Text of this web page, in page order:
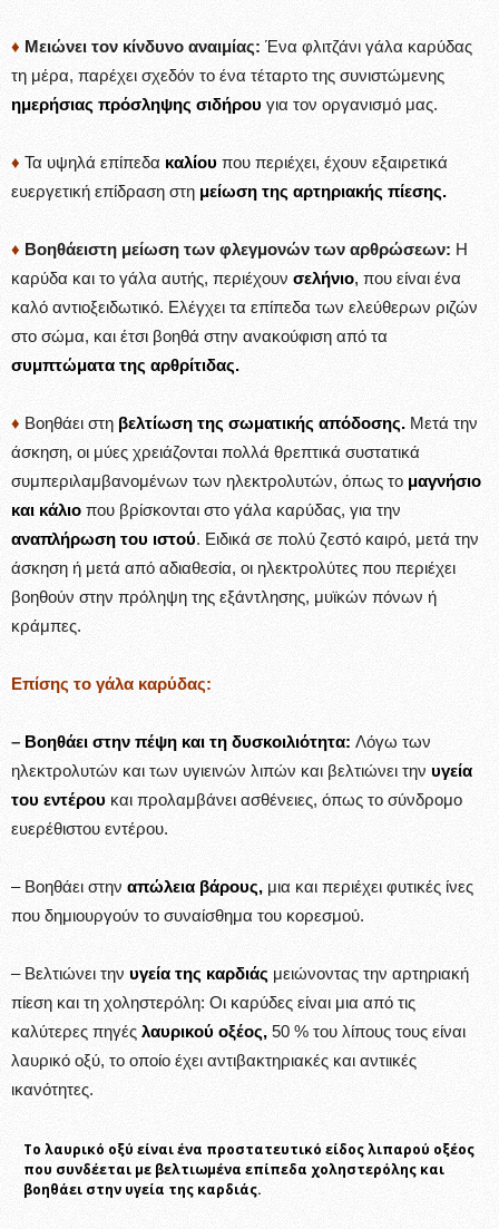
♦ Μειώνει τον κίνδυνο αναιμίας: Ένα φλιτζάνι γάλα καρύδας
τη μέρα, παρέχει σχεδόν το ένα τέταρτο της συνιστώμενης
ημερήσιας πρόσληψης σιδήρου για τον οργανισμό μας.
♦ Τα υψηλά επίπεδα καλίου που περιέχει, έχουν εξαιρετικά
ευεργετική επίδραση στη μείωση της αρτηριακής πίεσης.
♦ Βοηθάειστη μείωση των φλεγμονών των αρθρώσεων: Η
καρύδα και το γάλα αυτής, περιέχουν σελήνιο, που είναι ένα
καλό αντιοξειδωτικό. Ελέγχει τα επίπεδα των ελεύθερων ριζών
στο σώμα, και έτσι βοηθά στην ανακούφιση από τα
συμπτώματα της αρθρίτιδας.
♦ Βοηθάει στη βελτίωση της σωματικής απόδοσης. Μετά την
άσκηση, οι μύες χρειάζονται πολλά θρεπτικά συστατικά
συμπεριλαμβανομένων των ηλεκτρολυτών, όπως το μαγνήσιο
και κάλιο που βρίσκονται στο γάλα καρύδας, για την
αναπλήρωση του ιστού. Ειδικά σε πολύ ζεστό καιρό, μετά την
άσκηση ή μετά από αδιαθεσία, οι ηλεκτρολύτες που περιέχει
βοηθούν στην πρόληψη της εξάντλησης, μυϊκών πόνων ή
κράμπες.
Επίσης το γάλα καρύδας:
– Βοηθάει στην πέψη και τη δυσκοιλιότητα: Λόγω των
ηλεκτρολυτών και των υγιεινών λιπών και βελτιώνει την υγεία
του εντέρου και προλαμβάνει ασθένειες, όπως το σύνδρομο
ευερέθιστου εντέρου.
– Βοηθάει στην απώλεια βάρους, μια και περιέχει φυτικές ίνες
που δημιουργούν το συναίσθημα του κορεσμού.
– Βελτιώνει την υγεία της καρδιάς μειώνοντας την αρτηριακή
πίεση και τη χοληστερόλη: Οι καρύδες είναι μια από τις
καλύτερες πηγές λαυρικού οξέος, 50 % του λίπους τους είναι
λαυρικό οξύ, το οποίο έχει αντιβακτηριακές και αντιικές
ικανότητες.
Το λαυρικό οξύ είναι ένα προστατευτικό είδος λιπαρού οξέος
που συνδέεται με βελτιωμένα επίπεδα χοληστερόλης και
βοηθάει στην υγεία της καρδιάς.